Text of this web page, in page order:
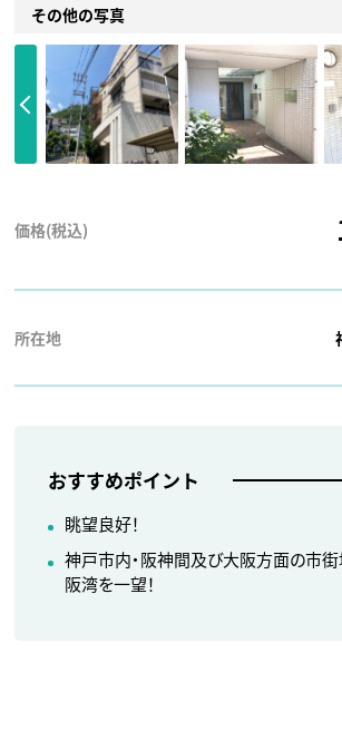
その他の写真
価格(税込)
所在地
おすすめポイント
眺望良好！
神戸市内・阪神間及び大阪方面の市街
阪湾を一望！